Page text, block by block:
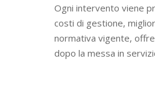
Ogni intervento viene
costi di gestione,
normativa vigente,
dopo la messa in